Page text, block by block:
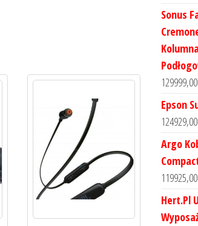
Sonus
129999,00
Epson
124929,00
Argo
119925,00
Hert.Pl